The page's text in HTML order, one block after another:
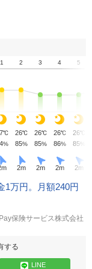
1 2 3 4 5
℃ 26℃ 26℃ 26℃ 26℃
% 85% 85% 86% 85%
m 2m 2m 2m 2m
1万円。月額240円
保険サービス株式会社
する
LINE